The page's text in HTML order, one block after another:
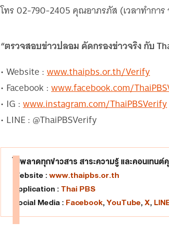
โทร 02-790-2405 คุณอาภรภัส (เวลาทำกา
“ตรวจสอบข่าวปลอม คัดกรองข่าวจริง กับ
• Website :www.thaipbs.or.th/Verify
• Facebook :www.facebook.com/
• IG :www.instagram.com/ThaiPBSVerify
• LINE : @ThaiPBSVerify
ไม่พลาดทุกข่าวสาร สาระความรู้ และคอนเท
Website : www.thaipbs.or.th
Application : Thai PBS
Social Media : Facebook, YouTube, X,